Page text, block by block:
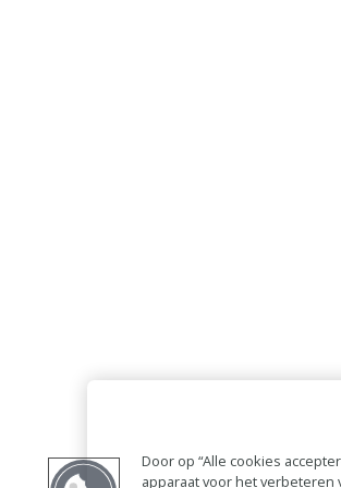
Door op “Alle cookies
apparaat voor het verbeteren